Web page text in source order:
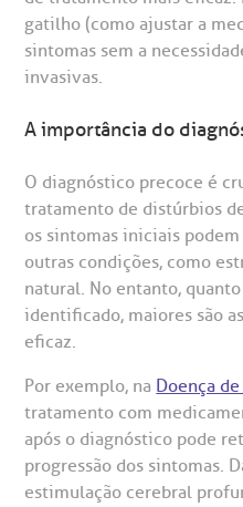
gatilho (como ajustar a
sintomas sem a
invasivas.
A importância do
O diagnóstico precoce é
tratamento de distúrbios
os sintomas iniciais
outras condições, como
natural. No entanto,
identificado, maiores são
eficaz.
Por exemplo, na Doença
tratamento com
após o diagnóstico pode
progressão dos sintomas.
estimulação cerebral